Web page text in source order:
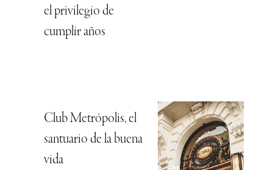
el privilegio de
cumplir años
Club Metrópolis, el
santuario de la buena
vida